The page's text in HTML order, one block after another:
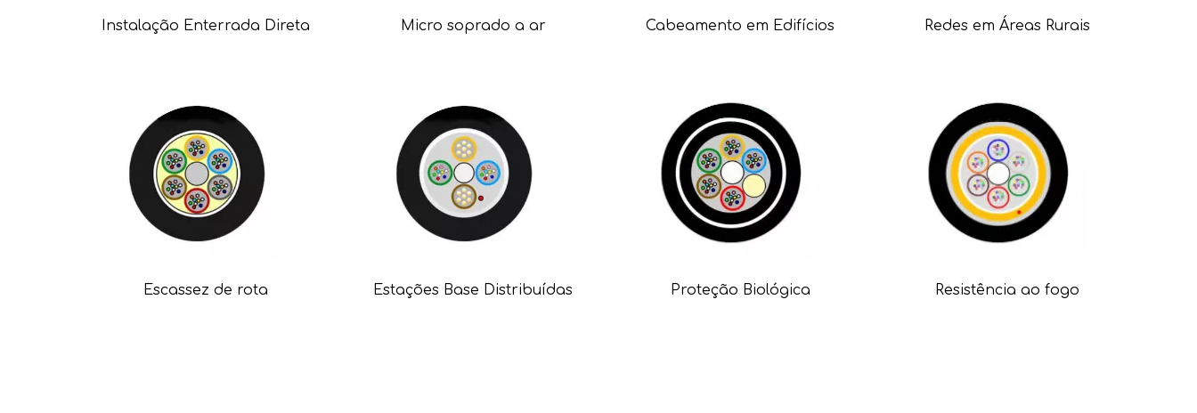
Instalação Enterrada Direta Micro soprado a ar Cabeamento em Edifícios Redes em Áreas Rurais
Escassez de rota Estações Base Distribuídas Proteção Biológica Resistência ao fogo